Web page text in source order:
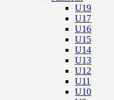
U19
U17
U16
U15
U14
U13
U12
U11
U10